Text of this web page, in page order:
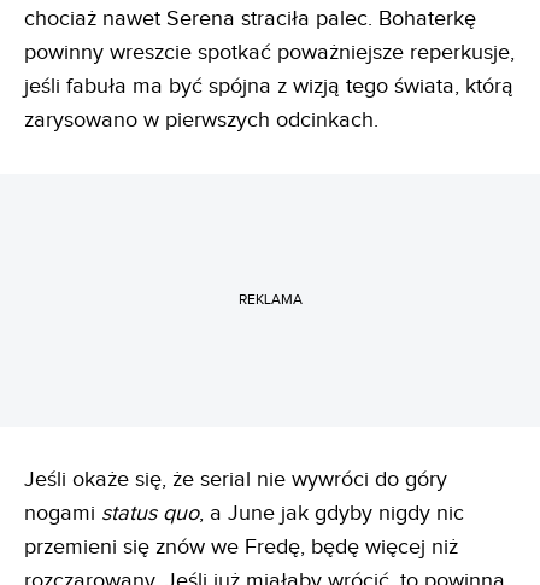
chociaż nawet Serena straciła palec. Bohaterkę
powinny wreszcie spotkać poważniejsze reperkusje,
jeśli fabuła ma być spójna z wizją tego świata, którą
zarysowano w pierwszych odcinkach.
REKLAMA
Jeśli okaże się, że serial nie wywróci do góry
nogami status quo, a June jak gdyby nigdy nic
przemieni się znów we Fredę, będę więcej niż